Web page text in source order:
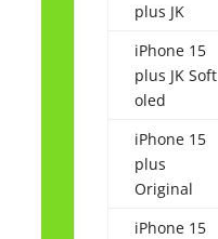
plus JK
iPhone 15
plus JK Soft
oled
iPhone 15
plus
Original
iPhone 15